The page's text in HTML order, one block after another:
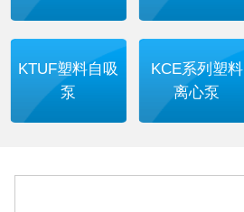
KTUF塑料自吸
泵
KCE系列塑料
离心泵